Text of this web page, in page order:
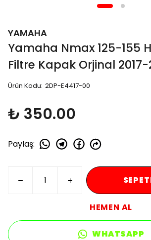
YAMAHA
Yamaha Nmax 125-155
Filtre Kapak Orjinal 2017-
Ürün Kodu: 2DP-E4417-00
₺ 350.00
Paylaş:
HEMEN AL
WHATSAPP